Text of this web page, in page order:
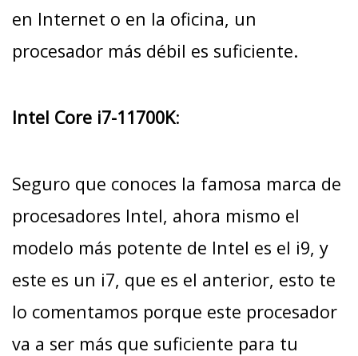
en Internet o en la oficina, un
procesador más débil es suficiente.
Intel Core i7-11700K:
Seguro que conoces la famosa marca de
procesadores Intel, ahora mismo el
modelo más potente de Intel es el i9, y
este es un i7, que es el anterior, esto te
lo comentamos porque este procesador
va a ser más que suficiente para tu